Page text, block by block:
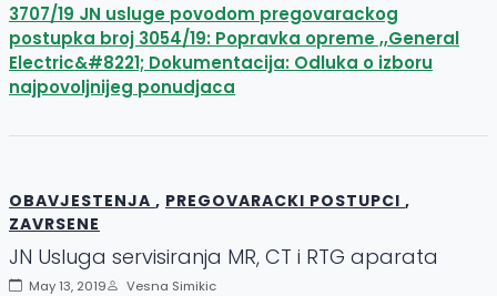
3707/19 JN usluge povodom pregovarackog
postupka broj 3054/19: Popravka opreme ,,General
Electric&#8221; Dokumentacija: Odluka o izboru
najpovoljnijeg ponudjaca
OBAVJESTENJA , PREGOVARACKI POSTUPCI ,
ZAVRSENE
JN Usluga servisiranja MR, CT i RTG aparata
May 13, 2019 Vesna Simikic